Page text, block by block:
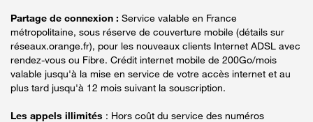
Partage de connexion : Service valable en France
métropolitaine, sous réserve de couverture mobile (détails sur
réseaux.orange.fr), pour les nouveaux clients Internet ADSL avec
rendez-vous ou Fibre. Crédit internet mobile de 200Go/mois
valable jusqu'à la mise en service de votre accès internet et au
plus tard jusqu'à 12 mois suivant la souscription.
Les appels illimités : Hors coût du service des numéros